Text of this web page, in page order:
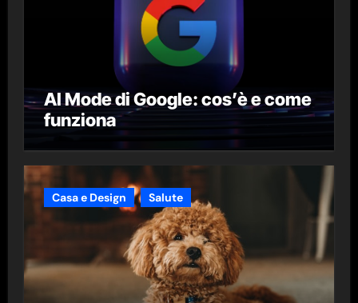
AI Mode di Google: cos’è e come
funziona
Casa e Design Salute